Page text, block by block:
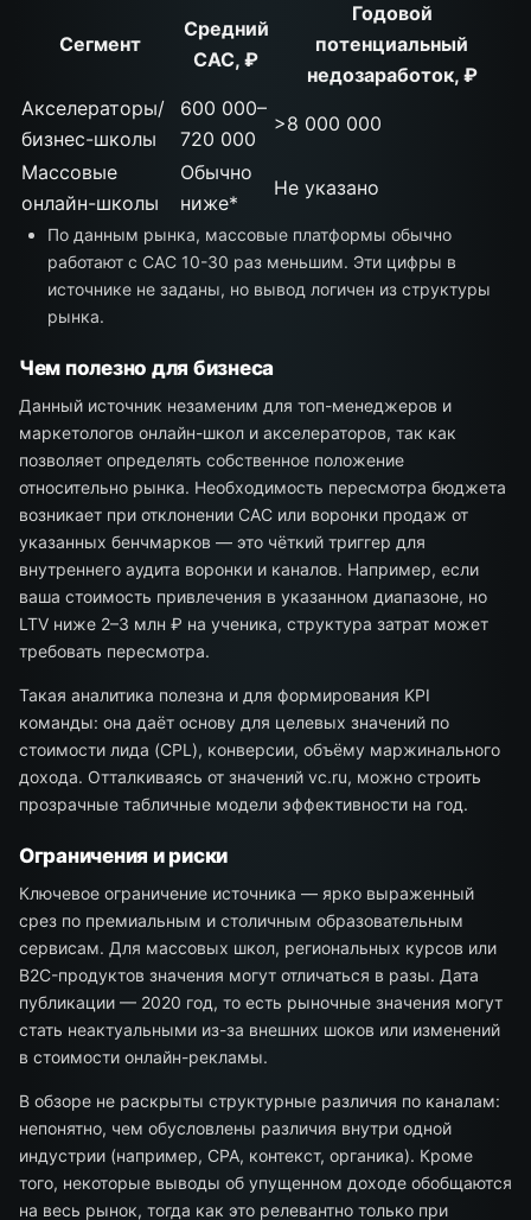
Сегмент
Средний
CAC, ₽
Годовой
потенциальный
недозаработок, ₽
Акселераторы/
бизнес-школы
600 000–
720 000
>8 000 000
Массовые
онлайн-школы
Обычно
ниже*
Не указано
По данным рынка, массовые платформы обычно
работают с CAC 10-30 раз меньшим. Эти цифры в
источнике не заданы, но вывод логичен из структуры
рынка.
Чем полезно для бизнеса
Данный источник незаменим для топ-менеджеров и
маркетологов онлайн-школ и акселераторов, так как
позволяет определять собственное положение
относительно рынка. Необходимость пересмотра бюджета
возникает при отклонении CAC или воронки продаж от
указанных бенчмарков — это чёткий триггер для
внутреннего аудита воронки и каналов. Например, если
ваша стоимость привлечения в указанном диапазоне, но
LTV ниже 2–3 млн ₽ на ученика, структура затрат может
требовать пересмотра.
Такая аналитика полезна и для формирования KPI
команды: она даёт основу для целевых значений по
стоимости лида (CPL), конверсии, объёму маржинального
дохода. Отталкиваясь от значений vc.ru, можно строить
прозрачные табличные модели эффективности на год.
Ограничения и риски
Ключевое ограничение источника — ярко выраженный
срез по премиальным и столичным образовательным
сервисам. Для массовых школ, региональных курсов или
B2C-продуктов значения могут отличаться в разы. Дата
публикации — 2020 год, то есть рыночные значения могут
стать неактуальными из-за внешних шоков или изменений
в стоимости онлайн-рекламы.
В обзоре не раскрыты структурные различия по каналам:
непонятно, чем обусловлены различия внутри одной
индустрии (например, CPA, контекст, органика). Кроме
того, некоторые выводы об упущенном доходе обобщаются
на весь рынок, тогда как это релевантно только при